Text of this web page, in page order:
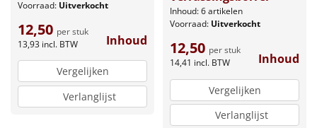
Voorraad: Uitverkocht
12,50 per stuk
13,93 incl. BTW Inhoud
Vergelijken
Verlanglijst
Inhoud: 6 artikelen
Voorraad: Uitverkocht
12,50 per stuk
14,41 incl. BTW Inhoud
Vergelijken
Verlanglijst